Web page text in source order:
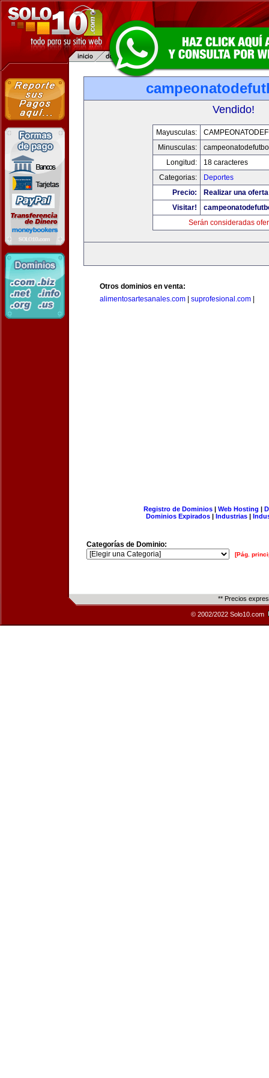
Vendido!
Mayusculas:
Minusculas:
Longitud:
18 caracteres
Categorias:
Deportes
Precio:
Realizar una
Visitar!
Serán consideradas
Otros dominios en venta:
alimentosartesanales.com
suprofesional.com
Registro de Dominios| Web Hosting |
Dominios Expirados | Industrias |
Categorías de Dominio:
[Pág.
** Precios
© 2002/2022 Solo10.com